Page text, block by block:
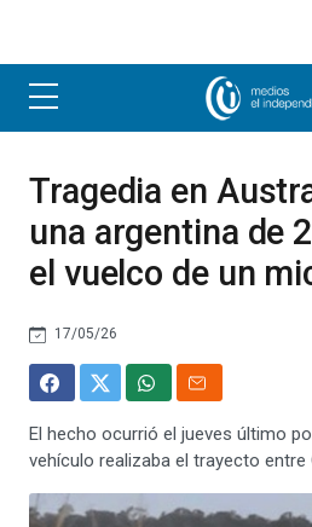
Tragedia en
una argentina de
el vuelco de un
17/05/26
El hecho ocurrió el jueves último
vehículo realizaba el trayecto entre